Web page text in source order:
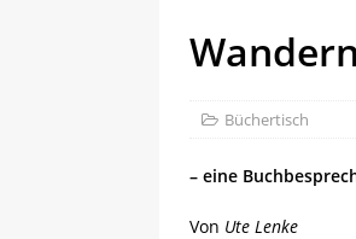
Büchertisch
– eine
Von Ute Lenke